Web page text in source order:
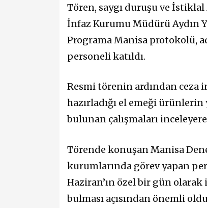
Tören, saygı duruşu ve İstiklal
İnfaz Kurumu Müdürü Aydın
Programa Manisa protokolü,
personeli katıldı.
Resmi törenin ardından
hazırladığı el emeği ürünlerin
bulunan çalışmaları
Törende konuşan Manisa
kurumlarında görev yapan
Haziran’ın özel bir gün
bulması açısından önemli